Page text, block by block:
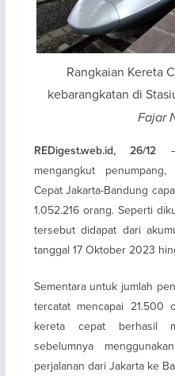
Rangkaian Kereta
kebarangkatan di
Fajar
REDigest.web.id, 26/12
mengangkut
Cepat Jakarta-Bandung
1.052.216 orang. Seperti
tersebut didapat dari
tanggal 17 Oktober 2023
Sementara untuk jumlah
tercatat mencapai 21.500
kereta cepat berhasil
sebelumnya
perjalanan dari Jakarta ke